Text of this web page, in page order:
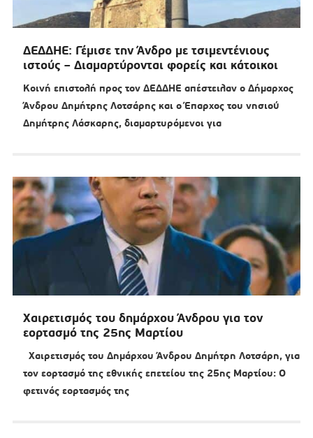
ΔΕΔΔΗΕ: Γέμισε την Άνδρο με τσιμεντένιους
ιστούς – Διαμαρτύρονται φορείς και κάτοικοι
Κοινή επιστολή προς τον ΔΕΔΔΗΕ απέστειλαν ο Δήμαρχος
Άνδρου Δημήτρης Λοτσάρης και ο Έπαρχος του νησιού
Δημήτρης Λάσκαρης, διαμαρτυρόμενοι για
Χαιρετισμός του δημάρχου Άνδρου για τον
εορτασμό της 25ης Μαρτίου
Χαιρετισμός του Δημάρχου Άνδρου Δημήτρη Λοτσάρη, για
τον εορτασμό της εθνικής επετείου της 25ης Μαρτίου: Ο
φετινός εορτασμός της